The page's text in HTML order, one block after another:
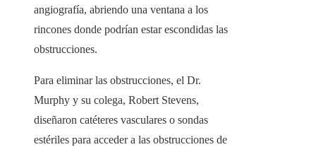
angiografía, abriendo una ventana a los
rincones donde podrían estar escondidas las
obstrucciones.
Para eliminar las obstrucciones, el Dr.
Murphy y su colega, Robert Stevens,
diseñaron catéteres vasculares o sondas
estériles para acceder a las obstrucciones de